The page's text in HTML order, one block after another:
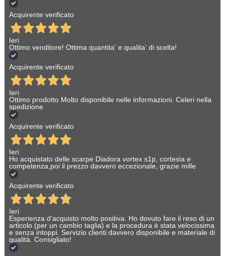
Acquirente verificato
Ieri
Ottimo venditore! Ottima quantita' e qualita' di scelta!
Acquirente verificato
Ieri
Ottimo prodotto Molto disponibile nelle informazioni. Celeri nella
spedizione
Acquirente verificato
Ieri
Ho acquistato delle scarpe Diadora vortex s1p, cortesia e
competenza,poi il prezzo davvero eccezionale, grazie mille
Acquirente verificato
Ieri
Esperienza d'acquisto molto positiva. Ho dovuto fare il reso di un
articolo (per un cambio taglia) e la procedura è stata velocissima
e senza intoppi. Servizio clienti davvero disponibile e materiale di
qualità. Consigliato!